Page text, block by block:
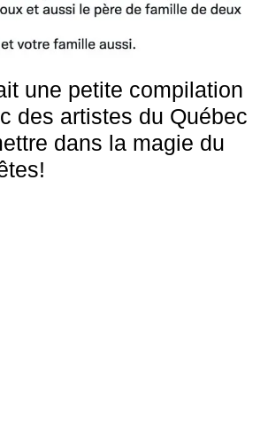
une petite compilation
des artistes du Québec
dans la magie du